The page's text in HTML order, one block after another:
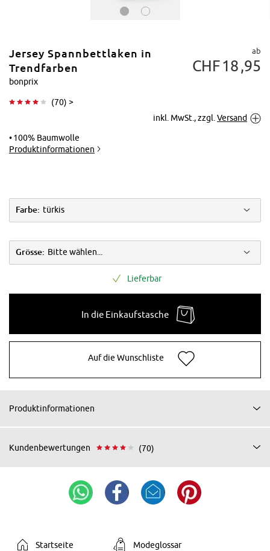
Vergrößern
Jersey Spannbettlaken in
Trendfarben
bonprix
(70) >
ab
CHF18 95
inkl. MwSt., zzgl. Versand
100% Baumwolle
Produktinformationen
Farbe: türkis
Grösse: Bitte wählen...
Lieferbar
In die Einkaufstasche
Auf die Wunschliste
Produktinformationen
Kundenbewertungen (70)
Startseite Modeglossar